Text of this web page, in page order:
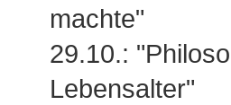
machte"
29.10.:
Lebensalter"